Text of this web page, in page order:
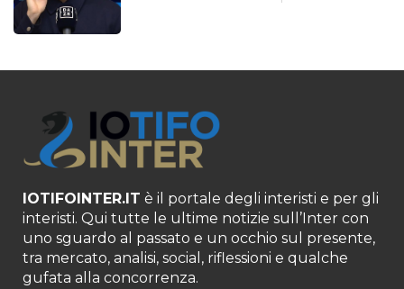
IOTIFOINTER.IT è il portale degli interisti e per gli
interisti. Qui tutte le ultime notizie sull’Inter con
uno sguardo al passato e un occhio sul presente,
tra mercato, analisi, social, riflessioni e qualche
gufata alla concorrenza.